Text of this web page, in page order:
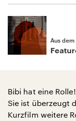
Aus dem
Bibi hat eine
Sie ist überzeugt
Kurzfilm weitere